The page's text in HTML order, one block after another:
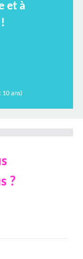
et à
10 ans)
?